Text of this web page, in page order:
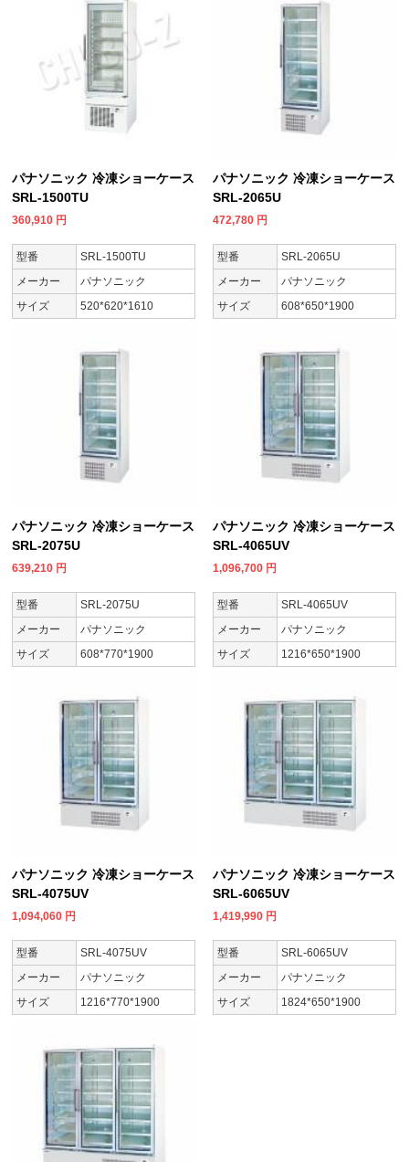
パナソニック 冷凍ショーケース
SRL-1500TU
360,910 円
型番
SRL-1500TU
メーカー
パナソニック
サイズ
520*620*1610
パナソニック 冷凍ショーケース
SRL-2065U
472,780 円
型番
SRL-2065U
メーカー
パナソニック
サイズ
608*650*1900
パナソニック 冷凍ショーケース
SRL-2075U
639,210 円
型番
SRL-2075U
メーカー
パナソニック
サイズ
608*770*1900
パナソニック 冷凍ショーケース
SRL-4065UV
1,096,700 円
型番
SRL-4065UV
メーカー
パナソニック
サイズ
1216*650*1900
パナソニック 冷凍ショーケース
SRL-4075UV
1,094,060 円
型番
SRL-4075UV
メーカー
パナソニック
サイズ
1216*770*1900
パナソニック 冷凍ショーケース
SRL-6065UV
1,419,990 円
型番
SRL-6065UV
メーカー
パナソニック
サイズ
1824*650*1900